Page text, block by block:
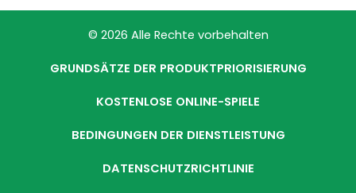
© 2026 Alle Rechte vorbehalten
GRUNDSÄTZE DER PRODUKTPRIORISIERUNG
KOSTENLOSE ONLINE-SPIELE
BEDINGUNGEN DER DIENSTLEISTUNG
DATENSCHUTZRICHTLINIE